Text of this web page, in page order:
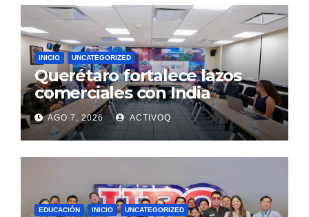
INICIO UNCATEGORIZED
Querétaro fortalece lazos
comerciales con India
AGO 7, 2026 ACTIVOQ
EDUCACIÓN INICIO UNCATEGORIZED